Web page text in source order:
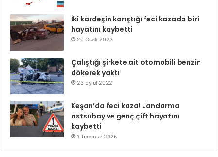
İki kardeşin karıştığı feci kazada biri
hayatını kaybetti
20 Ocak 2023
Çalıştığı şirkete ait otomobili benzin
dökerek yaktı
23 Eylül 2022
Keşan’da feci kaza! Jandarma
astsubay ve genç çift hayatını
kaybetti
1 Temmuz 2025